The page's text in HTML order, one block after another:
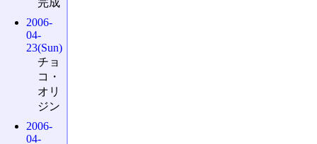
2006-
04-
23(Sun)
チョ
コ・
オリ
ジン
2006-
04-